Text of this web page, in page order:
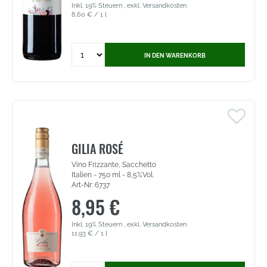
Inkl. 19% Steuern , exkl. Versandkosten
8,60 € / 1 l
for
&
de
España
(2986)
IN DEN WARENKORB
GILIA ROSÉ
Vino Frizzante, Sacchetto
Italien - 750 ml - 8,5%Vol.
Art-Nr: 6737
8,95 €
Inkl. 19% Steuern , exkl. Versandkosten
11,93 € / 1 l